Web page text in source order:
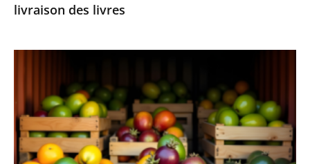
livraison
livres
livraison des livres
légumes
provenant
de
pays